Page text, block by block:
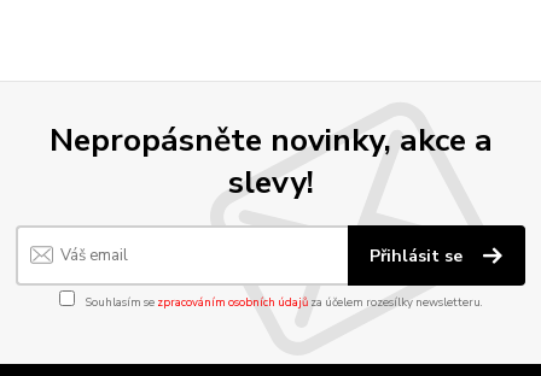
Nepropásněte novinky, akce a
slevy!
Přihlásit se
Souhlasím se zpracováním osobních údajůza účelem rozesílky newsletteru.